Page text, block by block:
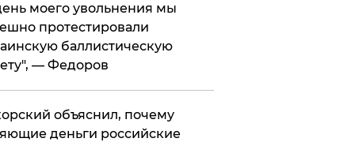
моего увольнения мы
протестировали
баллистическую
— Федоров
объяснил, почему
деньги российские